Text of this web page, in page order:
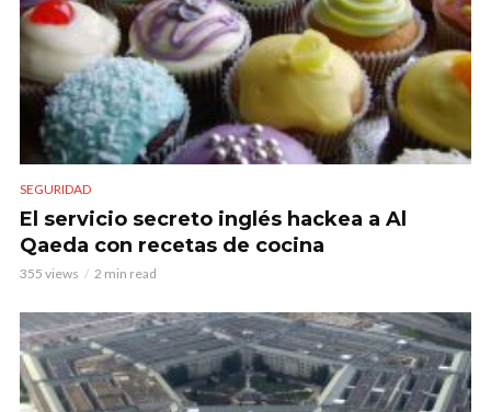
SEGURIDAD
El servicio secreto inglés hackea a Al
Qaeda con recetas de cocina
355 views 2 min read